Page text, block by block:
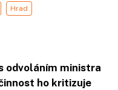
Hrad
odvoláním ministra
ho kritizuje